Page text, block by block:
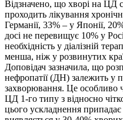
Відзначено, що хворі на ЦД
проходить лікування
Германії, 33% – у Японії,
досі не перевищує 10% у
необхідність у діалізній
менша, ніж у розвинутих
Доповідач зазначила, що
нефропатії (ДН) залежить у
захворювання. Це особливо
ЦД 1-го типу з відносно
цього ускладнення